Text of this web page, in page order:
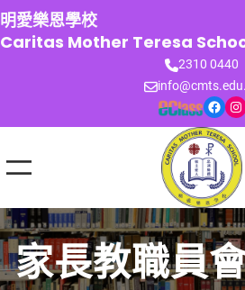
跳
至
主
明愛樂恩學校
Caritas Mother Teresa
2310 0440
Facebook Instagram
家長教職員